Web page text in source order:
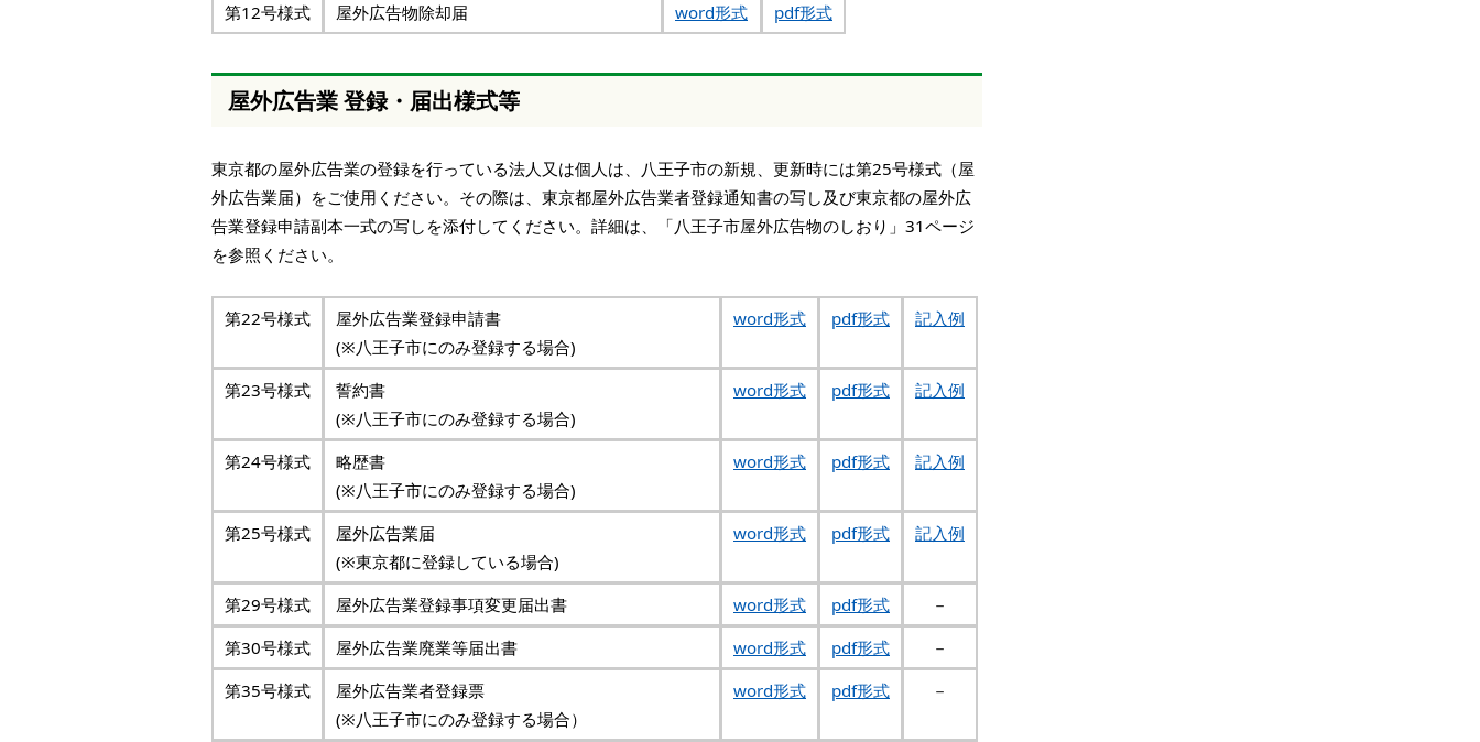
第12号様式
屋外広告物除却届 word形式 pdf形式
屋外広告業 登録・届出様式等
東京都の屋外広告業の登録を行っている法人又は個人は、八王子市の新規、更新時には第25号様式（屋
外広告業届）をご使用ください。その際は、東京都屋外広告業者登録通知書の写し及び東京都の屋外広
告業登録申請副本一式の写しを添付してください。詳細は、「八王子市屋外広告物のしおり」31ページ
を参照ください。
第22号様式
屋外広告業登録申請書
(※八王子市にのみ登録する場合)
word形式 pdf形式 記入例
第23号様式
誓約書
(※八王子市にのみ登録する場合)
word形式 pdf形式 記入例
第24号様式
略歴書
(※八王子市にのみ登録する場合)
word形式 pdf形式 記入例
第25号様式
屋外広告業届
(※東京都に登録している場合)
word形式 pdf形式 記入例
第29号様式 屋外広告業登録事項変更届出書 word形式 pdf形式
－
第30号様式
屋外広告業廃業等届出書 word形式 pdf形式
－
第35号様式
屋外広告業者登録票
(※八王子市にのみ登録する場合）
word形式 pdf形式 －